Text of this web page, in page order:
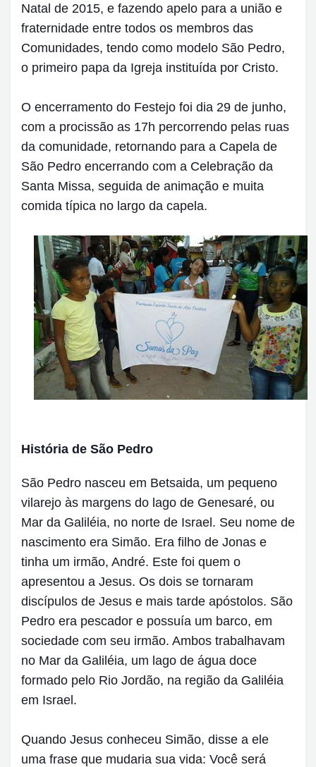
Natal de 2015, e fazendo apelo para a união e
fraternidade entre todos os membros das
Comunidades, tendo como modelo São Pedro,
o primeiro papa da Igreja instituída por Cristo.
O encerramento do Festejo foi dia 29 de junho,
com a procissão as 17h percorrendo pelas ruas
da comunidade, retornando para a Capela de
São Pedro encerrando com a Celebração da
Santa Missa, seguida de animação e muita
comida típica no largo da capela.
História de São Pedro
São Pedro nasceu em Betsaida, um pequeno
vilarejo às margens do lago de Genesaré, ou
Mar da Galiléia, no norte de Israel. Seu nome de
nascimento era Simão. Era filho de Jonas e
tinha um irmão, André. Este foi quem o
apresentou a Jesus. Os dois se tornaram
discípulos de Jesus e mais tarde apóstolos. São
Pedro era pescador e possuía um barco, em
sociedade com seu irmão. Ambos trabalhavam
no Mar da Galiléia, um lago de água doce
formado pelo Rio Jordão, na região da Galiléia
em Israel.
Quando Jesus conheceu Simão, disse a ele
uma frase que mudaria sua vida: Você será